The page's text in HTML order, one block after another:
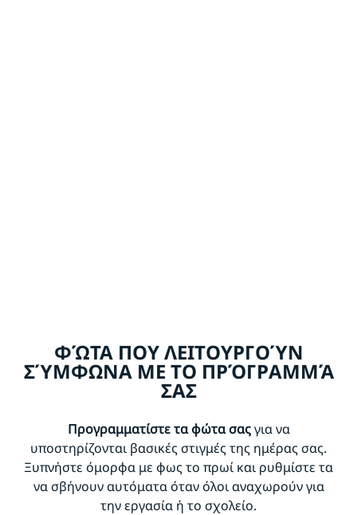
ΦΏΤΑ ΠΟΥ ΛΕΙΤΟΥΡΓΟΎΝ
ΣΎΜΦΩΝΑ ΜΕ ΤΟ ΠΡΌΓΡΑΜΜΆ
ΣΑΣ
Προγραμματίστε τα φώτα σαςγια να
υποστηρίζονται βασικές στιγμές της ημέρας σας.
Ξυπνήστε όμορφα με φως το πρωί και ρυθμίστε τα
να σβήνουν αυτόματα όταν όλοι αναχωρούν για
την εργασία ή το σχολείο.